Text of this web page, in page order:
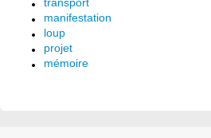
manifestation
loup
projet
mémoire